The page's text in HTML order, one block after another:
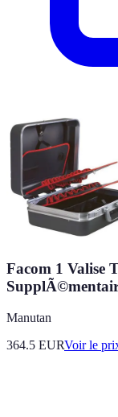
Facom 1 Valise
Manutan
364.5 EURVoir le